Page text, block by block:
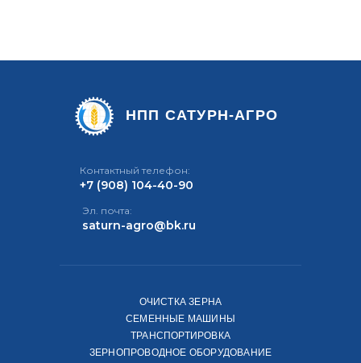
НПП САТУРН-АГРО
+7 (908) 104-40-90
saturn-agro@bk.ru
Эл. почта:
Контактный телефон:
ОЧИСТКА ЗЕРНА
СЕМЕННЫЕ МАШИНЫ
ТРАНСПОРТИРОВКА
ЗЕРНОПРОВОДНОЕ ОБОРУДОВАНИЕ